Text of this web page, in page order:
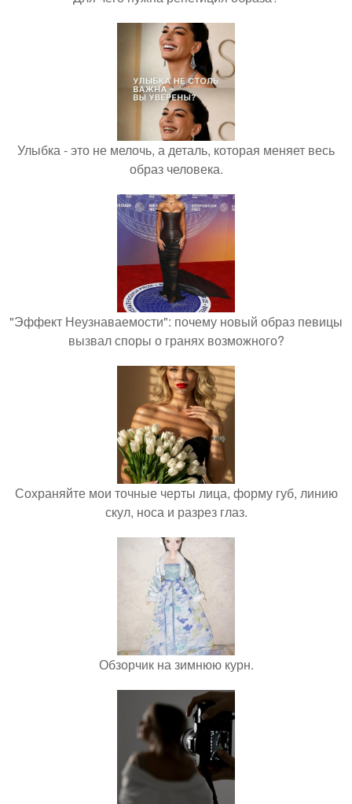
Улыбка - это не мелочь, а деталь, которая меняет весь
образ человека.
"Эффект Неузнаваемости": почему новый образ певицы
вызвал споры о гранях возможного?
Сохраняйте мои точные черты лица, форму губ, линию
скул, носа и разрез глаз.
Обзорчик на зимнюю курн.